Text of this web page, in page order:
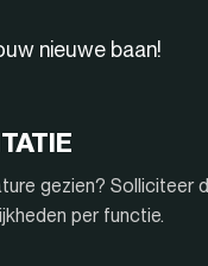
nieuwe baan!
gezien? Solliciteer
per functie.